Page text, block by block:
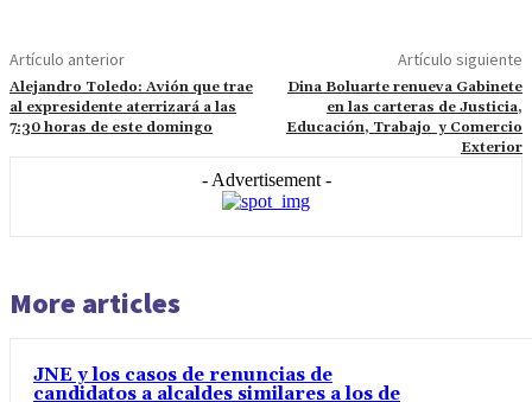
Artículo anterior
Alejandro Toledo: Avión que trae
al expresidente aterrizará a las
7:30 horas de este domingo
Artículo siguiente
Dina Boluarte renueva Gabinete
en las carteras de Justicia,
Educación, Trabajo y Comercio
Exterior
- Advertisement -
More articles
JNE y los casos de renuncias de
candidatos a alcaldes similares a los de